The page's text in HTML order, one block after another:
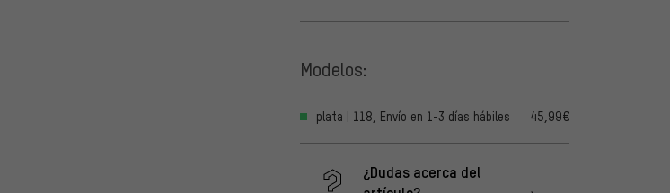
Modelos:
plata | 118, Envío en 1-3 días hábiles 45,99€
¿Dudas acerca del